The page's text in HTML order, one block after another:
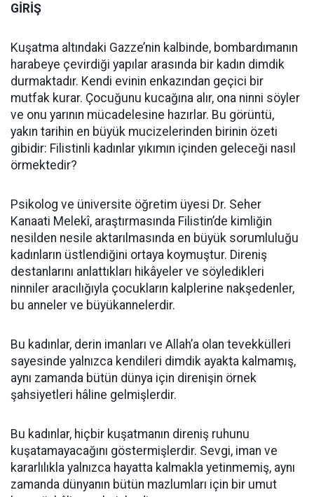
GİRİŞ
Kuşatma altındaki Gazze’nin kalbinde, bombardımanın
harabeye çevirdiği yapılar arasında bir kadın dimdik
durmaktadır. Kendi evinin enkazından geçici bir
mutfak kurar. Çocuğunu kucağına alır, ona ninni söyler
ve onu yarının mücadelesine hazırlar. Bu görüntü,
yakın tarihin en büyük mucizelerinden birinin özeti
gibidir: Filistinli kadınlar yıkımın içinden geleceği nasıl
örmektedir?
Psikolog ve üniversite öğretim üyesi Dr. Seher
Kanaati Melekî, araştırmasında Filistin’de kimliğin
nesilden nesile aktarılmasında en büyük sorumluluğu
kadınların üstlendiğini ortaya koymuştur. Direniş
destanlarını anlattıkları hikâyeler ve söyledikleri
ninniler aracılığıyla çocukların kalplerine nakşedenler,
bu anneler ve büyükannelerdir.
Bu kadınlar, derin imanları ve Allah’a olan tevekkülleri
sayesinde yalnızca kendileri dimdik ayakta kalmamış,
aynı zamanda bütün dünya için direnişin örnek
şahsiyetleri hâline gelmişlerdir.
Bu kadınlar, hiçbir kuşatmanın direniş ruhunu
kuşatamayacağını göstermişlerdir. Sevgi, iman ve
kararlılıkla yalnızca hayatta kalmakla yetinmemiş, aynı
zamanda dünyanın bütün mazlumları için bir umut